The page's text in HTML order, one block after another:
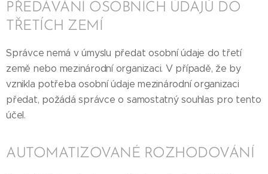
PŘEDÁVÁNÍ OSOBNÍCH ÚDAJŮ DO
TŘETÍCH ZEMÍ
Správce nemá v úmyslu předat osobní údaje do třetí
země nebo mezinárodní organizaci. V případě, že by
vznikla potřeba osobní údaje mezinárodní organizaci
předat, požádá správce o samostatný souhlas pro tento
účel.
AUTOMATIZOVANÉ ROZHODOVÁNÍ